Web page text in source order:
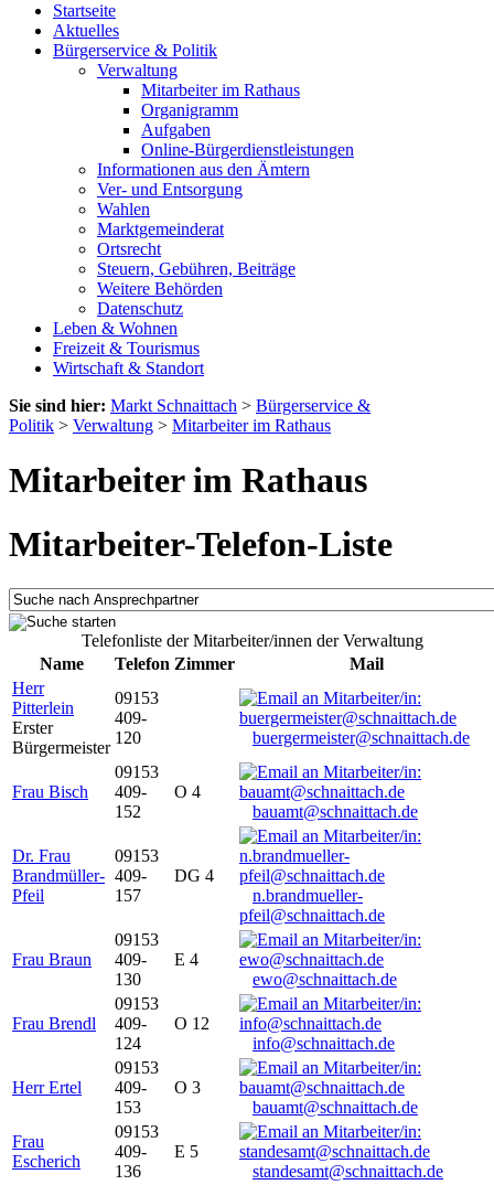
Startseite
Aktuelles
Bürgerservice & Politik
Verwaltung
Mitarbeiter im Rathaus
Organigramm
Aufgaben
Online-Bürgerdienstleistungen
Informationen aus den Ämtern
Ver- und Entsorgung
Wahlen
Marktgemeinderat
Ortsrecht
Steuern, Gebühren, Beiträge
Weitere Behörden
Datenschutz
Leben & Wohnen
Freizeit & Tourismus
Wirtschaft & Standort
Sie sind hier: Markt Schnaittach > Bürgerservice &
Politik > Verwaltung > Mitarbeiter im Rathaus
Mitarbeiter im Rathaus
Mitarbeiter-Telefon-Liste
Telefonliste der Mitarbeiter/innen der Verwaltung
Name
Telefon Zimmer
Mail
Herr
Pitterlein
Erster
Bürgermeister
09153
409-
120
buergermeister@schnaittach.de
Frau Bisch
09153
409-
152
O 4
bauamt@schnaittach.de
Dr. Frau
Brandmüller-
Pfeil
09153
409-
157
DG 4
n.brandmueller-
pfeil@schnaittach.de
Frau Braun
09153
409-
130
E 4
ewo@schnaittach.de
Frau Brendl
09153
409-
124
O 12
info@schnaittach.de
Herr Ertel
09153
409-
153
O 3
bauamt@schnaittach.de
Frau
Escherich
09153
409-
136
E 5
standesamt@schnaittach.de